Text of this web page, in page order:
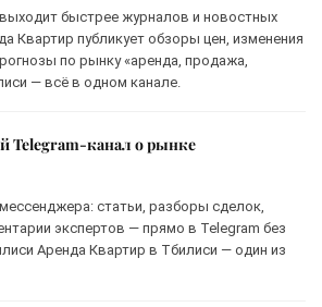
быстрее журналов и новостных
Квартир публикует обзоры цен, изменения
по рынку «аренда, продажа,
— всё в одном канале.
Telegram-канал о рынке
статьи, разборы сделок,
экспертов — прямо в Telegram без
Аренда Квартир в Тбилиси — один из